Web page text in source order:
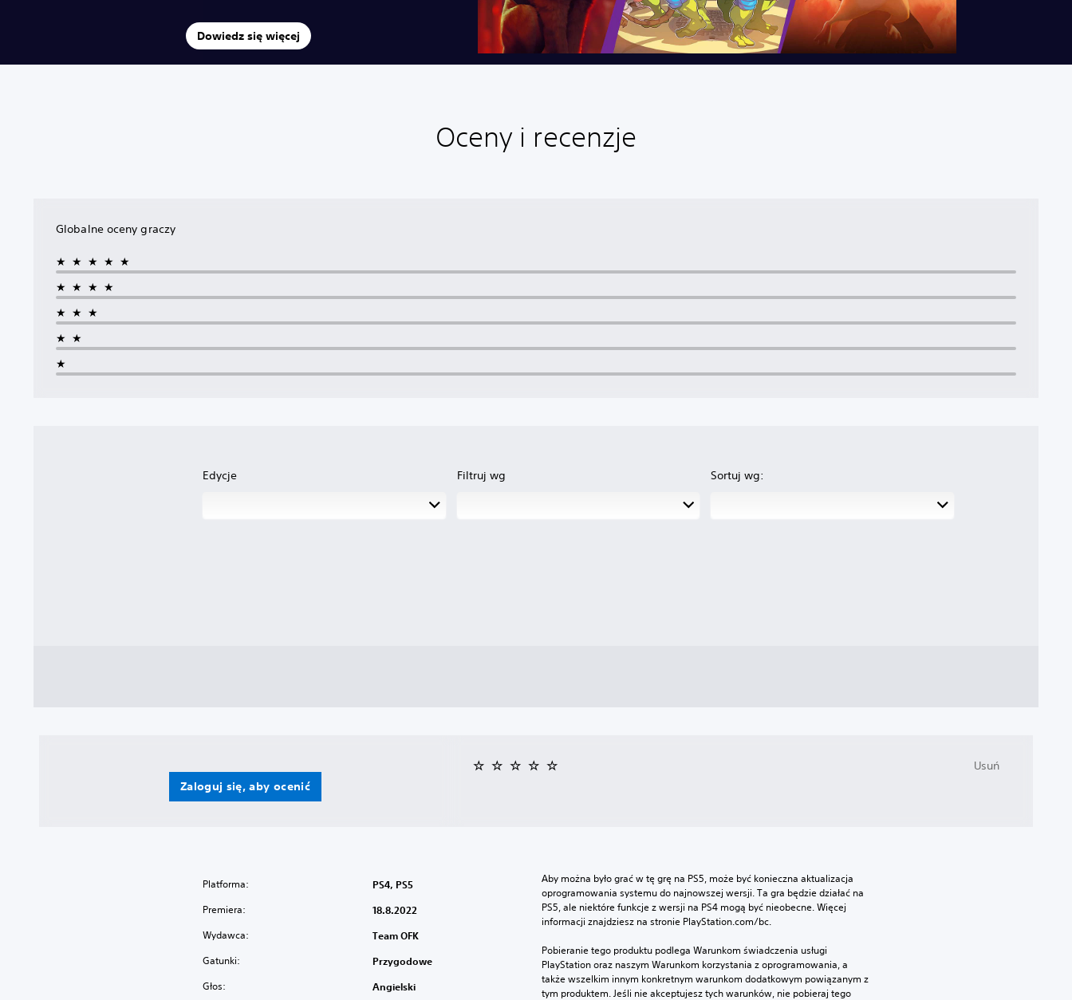
Dowiedz się więcej
Oceny i recenzje
Globalne oceny graczy
★★★★★
★★★★
★★★
★★
★
Edycje Filtruj wg Sortuj wg:
Zaloguj się, aby ocenić
Usuń
Platforma: PS4, PS5
Premiera: 18.8.2022
Wydawca: Team OFK
Gatunki: Przygodowe
Głos: Angielski
Aby można było grać w tę grę na PS5, może być konieczna aktualizacja
oprogramowania systemu do najnowszej wersji. Ta gra będzie działać na
PS5, ale niektóre funkcje z wersji na PS4 mogą być nieobecne. Więcej
informacji znajdziesz na stronie PlayStation.com/bc.
Pobieranie tego produktu podlega Warunkom świadczenia usługi
PlayStation oraz naszym Warunkom korzystania z oprogramowania, a
także wszelkim innym konkretnym warunkom dodatkowym powiązanym z
tym produktem. Jeśli nie akceptujesz tych warunków, nie pobieraj tego